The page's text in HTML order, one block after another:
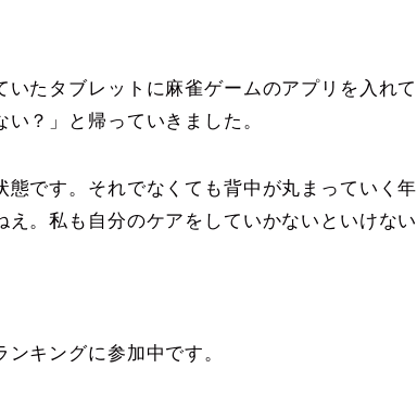
たタブレットに麻雀ゲームのアプリを入れて
？」と帰っていきました。
です。それでなくても背中が丸まっていく年
。私も自分のケアをしていかないといけない
キングに参加中です。